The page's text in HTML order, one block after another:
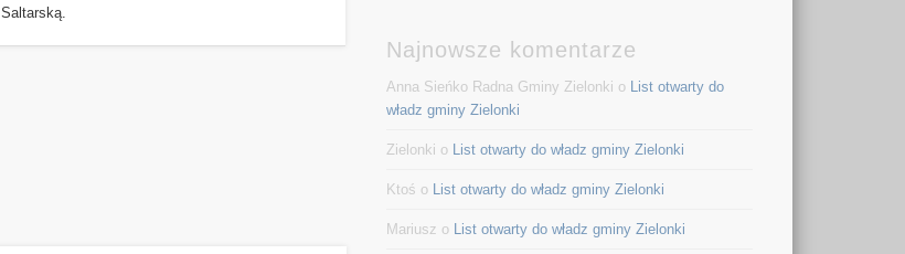
Saltarską.
Najnowsze komentarze
Anna Sieńko Radna Gminy Zielonki o List otwarty do
władz gminy Zielonki
Zielonki o List otwarty do władz gminy Zielonki
Ktoś o List otwarty do władz gminy Zielonki
Mariusz o List otwarty do władz gminy Zielonki